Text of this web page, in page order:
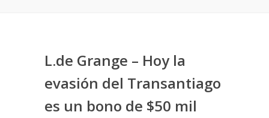
L.de Grange – Hoy la
evasión del Transantiago
es un bono de $50 mil